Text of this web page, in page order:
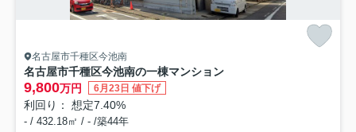
名古屋市千種区今池南
名古屋市千種区今池南の一棟マンション
9,800万円 6月23日 値下げ
利回り： 想定7.40%
- / 432.18㎡ / - /築44年